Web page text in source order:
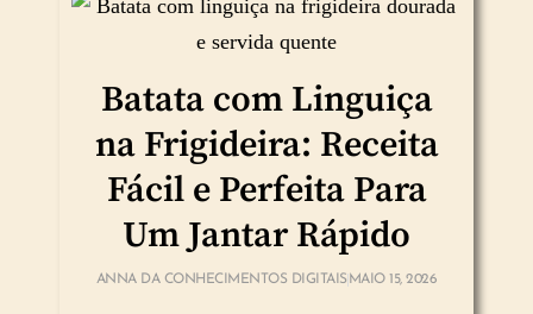
Batata com Linguiça
na Frigideira: Receita
Fácil e Perfeita Para
Um Jantar Rápido
ANNA DA CONHECIMENTOS DIGITAIS MAIO 15, 2026